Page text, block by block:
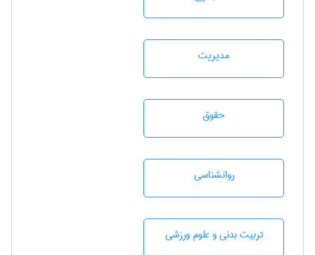
مديريت
حقوق
روانشناسی
تربيت بدنی و علوم ورزشی